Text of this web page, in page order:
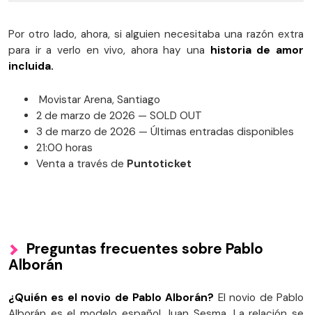
Por otro lado, ahora, si alguien necesitaba una razón extra
para ir a verlo en vivo, ahora hay una historia de amor
incluida.
Movistar Arena, Santiago
2 de marzo de 2026 — SOLD OUT
3 de marzo de 2026 — Últimas entradas disponibles
21:00 horas
Venta a través de Puntoticket
Preguntas frecuentes sobre Pablo
Alborán
¿Quién es el novio de Pablo Alborán? El novio de Pablo